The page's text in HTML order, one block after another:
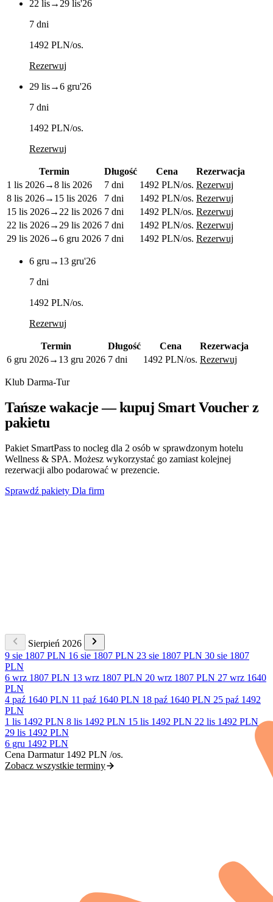
22 lis→ 29 lis'26
7 dni
1492 PLN/os.
Rezerwuj
29 lis→6 gru'26
7 dni
1492 PLN/os.
Rezerwuj
Termin Długość Cena
Rezerwacja
1 lis 2026→8 lis 2026 7 dni 1492 PLN/os. Rezerwuj
8 lis 2026→ 15 lis 2026 7 dni 1492 PLN/os. Rezerwuj
15 lis 2026→ 22 lis 2026 7 dni 1492 PLN/os. Rezerwuj
22 lis 2026→ 29 lis 2026 7 dni 1492 PLN/os. Rezerwuj
29 lis 2026→6 gru 2026 7 dni 1492 PLN/os. Rezerwuj
6 gru → 13 gru'26
7 dni
1492 PLN/os.
Rezerwuj
Termin Długość Cena
Rezerwacja
6 gru 2026→ 13 gru 2026 7 dni 1492 PLN/os. Rezerwuj
Klub Darma-Tur
Tańsze wakacje — kupuj Smart Voucher z
pakietu
Pakiet SmartPass to nocleg dla 2 osób w sprawdzonym hotelu
Wellness & SPA. Możesz wykorzystać go zamiast kolejnej
rezerwacji albo podarować w prezencie.
Sprawdź pakiety Dla firm
Sierpień 2026
9 sie 1807 PLN 16 sie 1807 PLN 23 sie 1807 PLN 30 sie 1807
PLN
6 wrz 1807 PLN 13 wrz 1807 PLN 20 wrz 1807 PLN 27 wrz 1640
PLN
4 paź 1640 PLN 11 paź 1640 PLN 18 paź 1640 PLN 25 paź 1492
PLN
1 lis 1492 PLN 8 lis 1492 PLN 15 lis 1492 PLN 22 lis 1492 PLN
29 lis 1492 PLN
6 gru 1492 PLN
Cena Darmatur 1492 PLN /os.
Zobacz wszystkie terminy